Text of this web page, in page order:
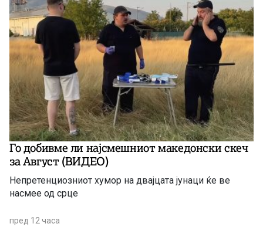
Го добивме ли најсмешниот македонски скеч
за Август (ВИДЕО)
Непретенциозниот хумор на двајцата јунаци ќе ве
насмее од срце
пред 12 часа